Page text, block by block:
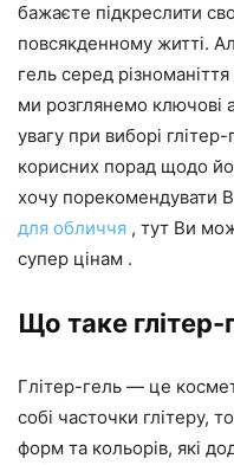
бажаєте підкреслити
повсякденному житті.
гель серед різноманіття
ми розглянемо ключові
увагу при виборі
корисних порад щодо
хочу порекомендувати
для обличчя , тут Ви
супер цінам .
Що таке глітер-
Глітер-гель — це
собі часточки глітеру,
форм та кольорів, які